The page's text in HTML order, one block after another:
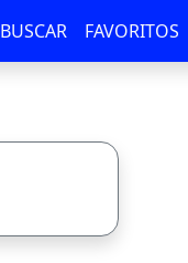
BUSCAR FAVORITOS